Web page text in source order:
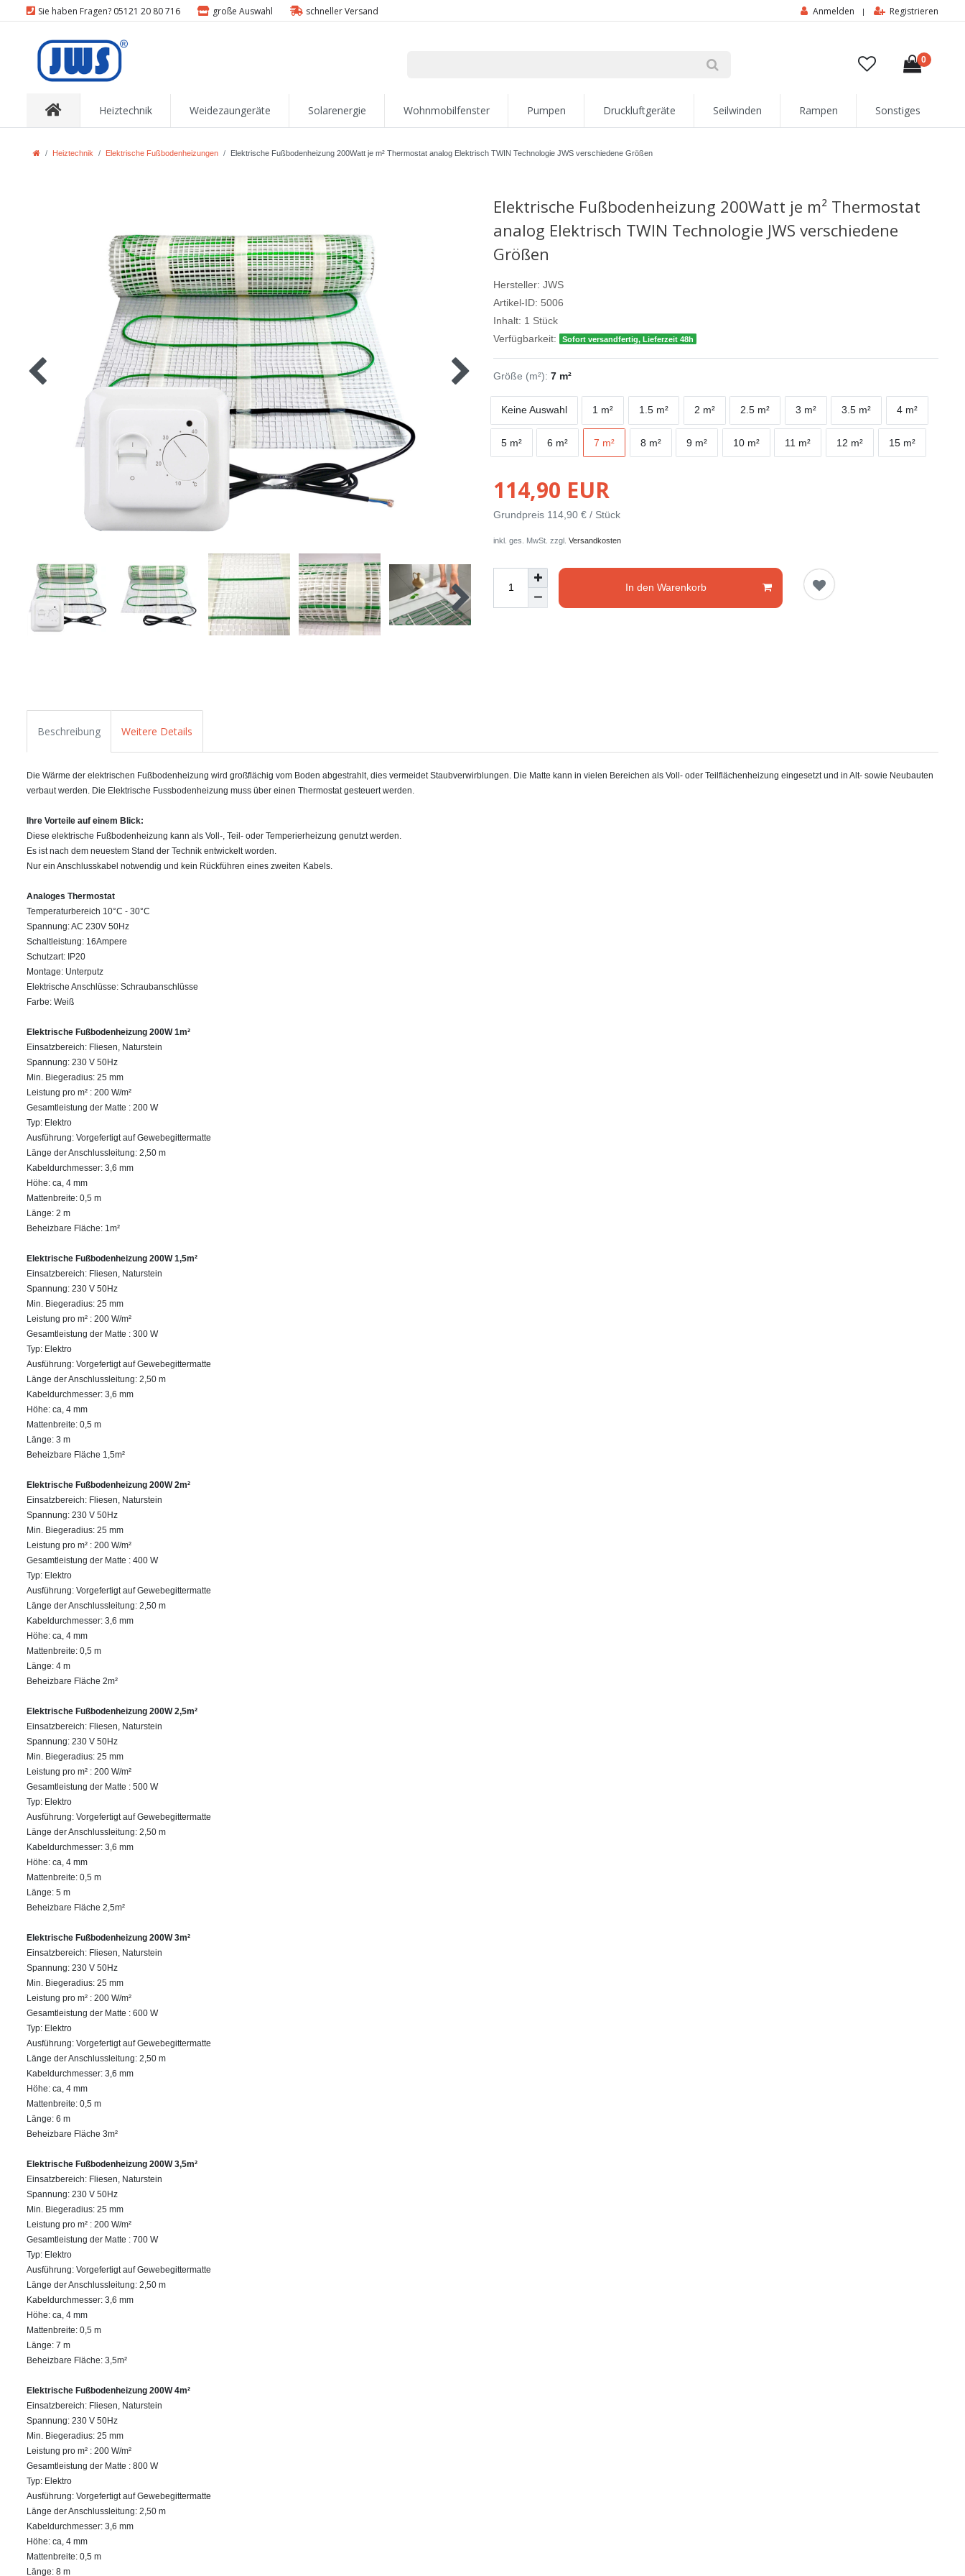
Sie haben Fragen? 05121 20 80 716 große Auswahl schneller Versand Anmelden | Registrieren
0
Heiztechnik Weidezaungeräte Solarenergie Wohnmobilfenster Pumpen Druckluftgeräte Seilwinden Rampen Sonstiges
Heiztechnik Elektrische Fußbodenheizungen Elektrische Fußbodenheizung 200Watt je m² Thermostat analog Elektrisch TWIN Technologie JWS verschiedene Größen
Elektrische Fußbodenheizung 200Watt je m² Thermostat
analog Elektrisch TWIN Technologie JWS verschiedene
Größen
Hersteller: JWS
Artikel-ID: 5006
Inhalt: 1 Stück
Verfügbarkeit:
Sofort versandfertig, Lieferzeit 48h
Größe (m²): 7 m²
Keine Auswahl 1 m² 1.5 m² 2 m² 2.5 m² 3 m² 3.5 m² 4 m²
5 m² 6 m² 7 m² 8 m² 9 m² 10 m² 11 m² 12 m² 15 m²
114,90 EUR
Grundpreis 114,90 € / Stück
inkl. ges. MwSt. zzgl. Versandkosten
In den Warenkorb
Beschreibung Weitere Details
Die Wärme der elektrischen Fußbodenheizung wird großflächig vom Boden abgestrahlt, dies vermeidet Staubverwirblungen. Die Matte kann in vielen Bereichen als Voll- oder Teilflächenheizung eingesetzt und in Alt- sowie Neubauten
verbaut werden. Die Elektrische Fussbodenheizung muss über einen Thermostat gesteuert werden.
Ihre Vorteile auf einem Blick:
Diese elektrische Fußbodenheizung kann als Voll-, Teil- oder Temperierheizung genutzt werden.
Es ist nach dem neuestem Stand der Technik entwickelt worden.
Nur ein Anschlusskabel notwendig und kein Rückführen eines zweiten Kabels.
Analoges Thermostat
Temperaturbereich 10°C - 30°C
Spannung: AC 230V 50Hz
Schaltleistung: 16Ampere
Schutzart: IP20
Montage: Unterputz
Elektrische Anschlüsse: Schraubanschlüsse
Farbe: Weiß
Elektrische Fußbodenheizung 200W 1m²
Einsatzbereich: Fliesen, Naturstein
Spannung: 230 V 50Hz
Min. Biegeradius: 25 mm
Leistung pro m² : 200 W/m²
Gesamtleistung der Matte : 200 W
Typ: Elektro
Ausführung: Vorgefertigt auf Gewebegittermatte
Länge der Anschlussleitung: 2,50 m
Kabeldurchmesser: 3,6 mm
Höhe: ca, 4 mm
Mattenbreite: 0,5 m
Länge: 2 m
Beheizbare Fläche: 1m²
Elektrische Fußbodenheizung 200W 1,5m²
Einsatzbereich: Fliesen, Naturstein
Spannung: 230 V 50Hz
Min. Biegeradius: 25 mm
Leistung pro m² : 200 W/m²
Gesamtleistung der Matte : 300 W
Typ: Elektro
Ausführung: Vorgefertigt auf Gewebegittermatte
Länge der Anschlussleitung: 2,50 m
Kabeldurchmesser: 3,6 mm
Höhe: ca, 4 mm
Mattenbreite: 0,5 m
Länge: 3 m
Beheizbare Fläche 1,5m²
Elektrische Fußbodenheizung 200W 2m²
Einsatzbereich: Fliesen, Naturstein
Spannung: 230 V 50Hz
Min. Biegeradius: 25 mm
Leistung pro m² : 200 W/m²
Gesamtleistung der Matte : 400 W
Typ: Elektro
Ausführung: Vorgefertigt auf Gewebegittermatte
Länge der Anschlussleitung: 2,50 m
Kabeldurchmesser: 3,6 mm
Höhe: ca, 4 mm
Mattenbreite: 0,5 m
Länge: 4 m
Beheizbare Fläche 2m²
Elektrische Fußbodenheizung 200W 2,5m²
Einsatzbereich: Fliesen, Naturstein
Spannung: 230 V 50Hz
Min. Biegeradius: 25 mm
Leistung pro m² : 200 W/m²
Gesamtleistung der Matte : 500 W
Typ: Elektro
Ausführung: Vorgefertigt auf Gewebegittermatte
Länge der Anschlussleitung: 2,50 m
Kabeldurchmesser: 3,6 mm
Höhe: ca, 4 mm
Mattenbreite: 0,5 m
Länge: 5 m
Beheizbare Fläche 2,5m²
Elektrische Fußbodenheizung 200W 3m²
Einsatzbereich: Fliesen, Naturstein
Spannung: 230 V 50Hz
Min. Biegeradius: 25 mm
Leistung pro m² : 200 W/m²
Gesamtleistung der Matte : 600 W
Typ: Elektro
Ausführung: Vorgefertigt auf Gewebegittermatte
Länge der Anschlussleitung: 2,50 m
Kabeldurchmesser: 3,6 mm
Höhe: ca, 4 mm
Mattenbreite: 0,5 m
Länge: 6 m
Beheizbare Fläche 3m²
Elektrische Fußbodenheizung 200W 3,5m²
Einsatzbereich: Fliesen, Naturstein
Spannung: 230 V 50Hz
Min. Biegeradius: 25 mm
Leistung pro m² : 200 W/m²
Gesamtleistung der Matte : 700 W
Typ: Elektro
Ausführung: Vorgefertigt auf Gewebegittermatte
Länge der Anschlussleitung: 2,50 m
Kabeldurchmesser: 3,6 mm
Höhe: ca, 4 mm
Mattenbreite: 0,5 m
Länge: 7 m
Beheizbare Fläche: 3,5m²
Elektrische Fußbodenheizung 200W 4m²
Einsatzbereich: Fliesen, Naturstein
Spannung: 230 V 50Hz
Min. Biegeradius: 25 mm
Leistung pro m² : 200 W/m²
Gesamtleistung der Matte : 800 W
Typ: Elektro
Ausführung: Vorgefertigt auf Gewebegittermatte
Länge der Anschlussleitung: 2,50 m
Kabeldurchmesser: 3,6 mm
Höhe: ca, 4 mm
Mattenbreite: 0,5 m
Länge: 8 m